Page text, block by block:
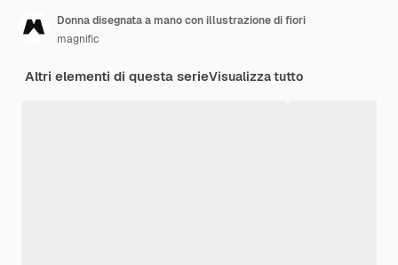
Donna disegnata a mano con illustrazione di fiori
magnific
Altri elementi di questa serieVisualizza tutto